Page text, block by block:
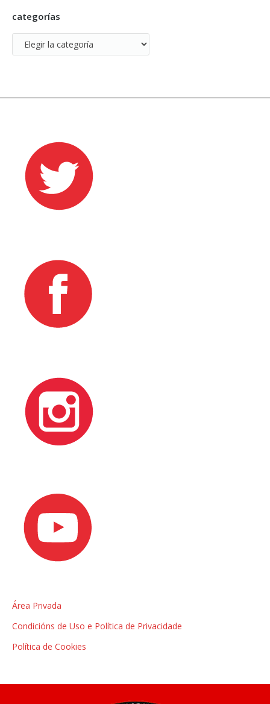
categorías
categorías
Área Privada
Condicións de Uso e Política de Privacidade
Política de Cookies